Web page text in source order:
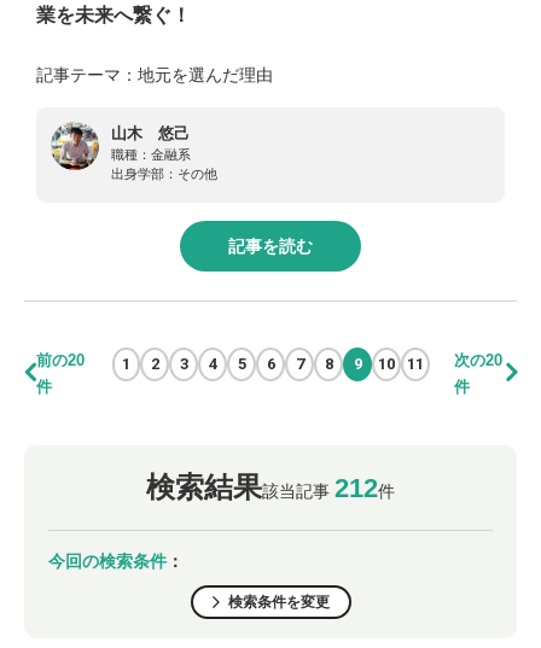
業を未来へ繋ぐ！
記事テーマ：地元を選んだ理由
山木 悠己
職種： 金融系
出身学部： その他
記事を読む
前の20
件
1 2 3 4 5 6 7 8 9 10 11
次の20
件
検索結果該当記事 212件
今回の検索条件 ：
検索条件を変更